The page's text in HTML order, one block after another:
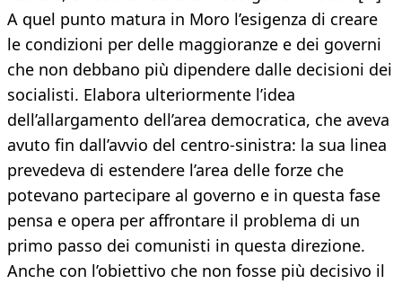
A quel punto matura in Moro l’esigenza di creare
le condizioni per delle maggioranze e dei governi
che non debbano più dipendere dalle decisioni dei
socialisti. Elabora ulteriormente l’idea
dell’allargamento dell’area democratica, che aveva
avuto fin dall’avvio del centro-sinistra: la sua linea
prevedeva di estendere l’area delle forze che
potevano partecipare al governo e in questa fase
pensa e opera per affrontare il problema di un
primo passo dei comunisti in questa direzione.
Anche con l’obiettivo che non fosse più decisivo il